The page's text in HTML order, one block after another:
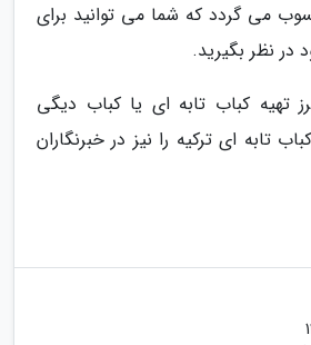
می گردد که شما می توانید برای
در نظر بگیرید.
تهیه کباب تابه ای یا کباب دیگی
تابه ای ترکیه را نیز در خبرنگاران